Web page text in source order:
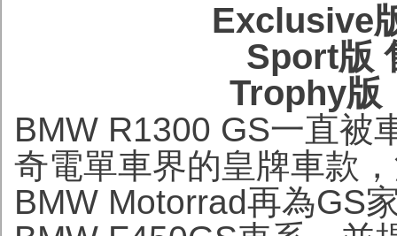
Exclusive
Sport版
Trophy版
BMW R1300 GS一直被
奇電單車界的皇牌車款
BMW Motorrad再為GS